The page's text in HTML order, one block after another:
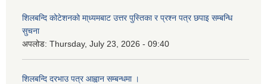
शिलबन्दि कोटेशनको मा्ध्यमबाट उत्तर पुस्तिका र प्रश्न पत्र छपाइ सम्बन्धि
सुचना
अपलोड: Thursday, July 23, 2026 - 09:40
शिलबन्दि दरभाउ पत्र आह्वान सम्बन्धमा ।